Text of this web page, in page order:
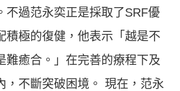
不過范永奕正是採取了SRF優
積極的復健，他表示「越是不
難癒合。」在完善的療程下及
，不斷突破困境。 現在，范永